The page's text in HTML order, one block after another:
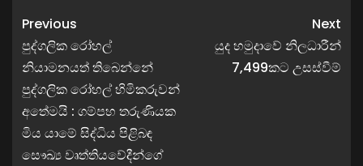
Previous
පුද්ගලික රෝහල්
නියාමනයත් තිබෙන්නේ
පුද්ගලික රෝහල් හිමිකරුවන්
අතේමයි : ගම්පහ තරුණියක
මිය යාමේ සිද්ධිය පිළිබඳ
සෞඛ්‍ය වෘත්තියවේදීන්ගේ
Next
යුද හමුදාවේ නිලධාරීන්
7,499කට උසස්වීම්